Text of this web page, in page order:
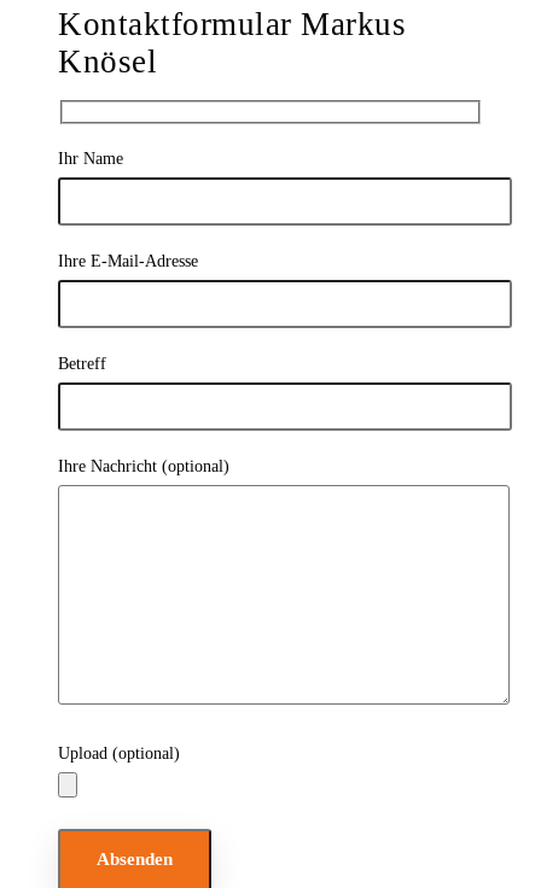
Kontaktformular Markus
Knösel
Ihr Name
Ihre E-Mail-Adresse
Betreff
Ihre Nachricht (optional)
Upload (optional)
Bitte lasse dieses Feld leer.